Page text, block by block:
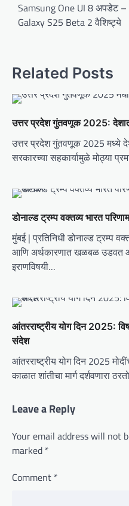
n
a
v
i
g
a
i
o
n
Samsung One UI 8 अपडेट –
Galaxy S25 Beta 2 वैशिष्ट्ये
Related Posts
उत्तर प्रदेश गुंतवणूक 2025:
उत्तर प्रदेश गुंतवणूक 2025 मध्ये
सरकारच्या सहकार्यामुळे मोठ्या
डोनाल्ड ट्रम्प वक्तव्य भारत
मुंबई | प्रतिनिधी डोनाल्ड ट्रम्प
आणि अर्थकारणात खळबळ उडवत
इराणविषयी…
आंतरराष्ट्रीय योग दिन 2025:
संदेश
आंतरराष्ट्रीय योग दिन 2025
काळात शांतीचा मार्ग दर्शवणारा
Leave a Reply
Your email address will not
marked *
Comment *